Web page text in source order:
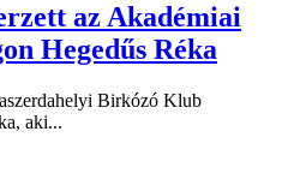
az Akadémiai
Hegedűs Réka
Birkózó Klub
aki...